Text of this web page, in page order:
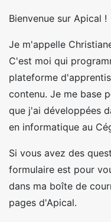
Bienvenue sur Apical !
Je m'appelle
C'est moi qui
plateforme
contenu. Je me base
que j'ai développées
en informatique au
Si vous avez des
formulaire est pour
dans ma boîte de
pages d'Apical.